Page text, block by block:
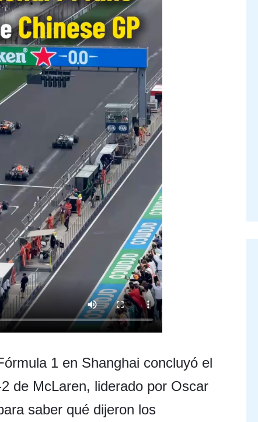
1 en Shanghai concluyó el
de McLaren, liderado por Oscar
saber qué dijeron los